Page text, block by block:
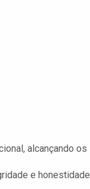
alcançando os
e honestidade